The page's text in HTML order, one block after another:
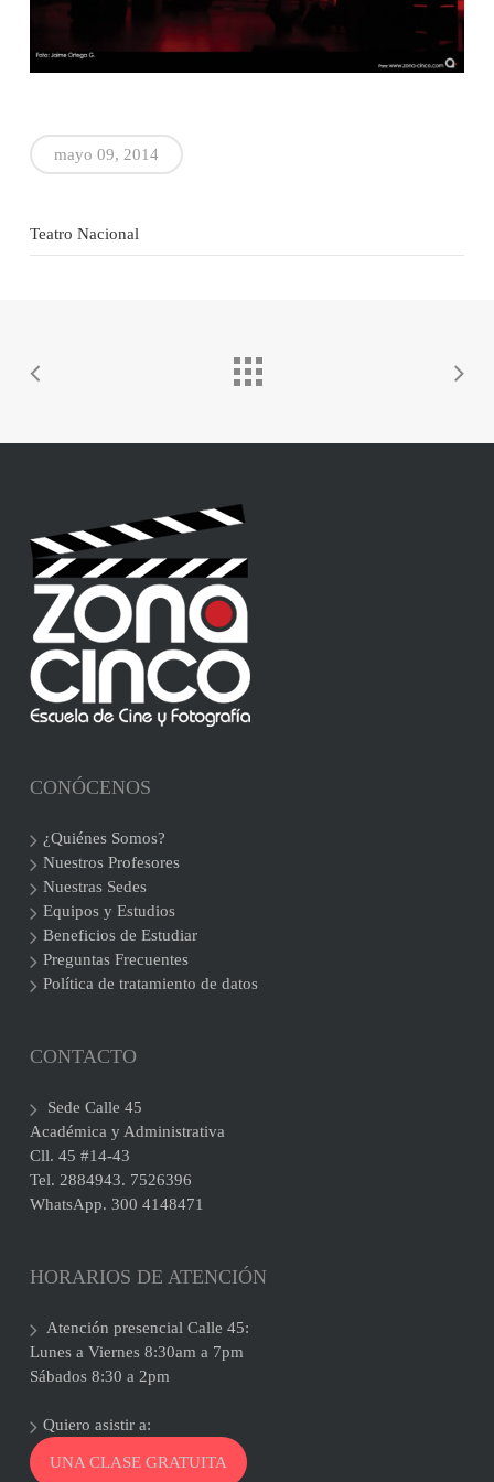
mayo 09, 2014
Teatro Nacional
CONÓCENOS
¿Quiénes Somos?
Nuestros Profesores
Nuestras Sedes
Equipos y Estudios
Beneficios de Estudiar
Preguntas Frecuentes
Política de tratamiento de datos
CONTACTO
Sede Calle 45
Académica y Administrativa
Cll. 45 #14-43
Tel. 2884943. 7526396
WhatsApp. 300 4148471
HORARIOS DE ATENCIÓN
Atención presencial Calle 45:
Lunes a Viernes 8:30am a 7pm
Sábados 8:30 a 2pm
Quiero asistir a:
UNA CLASE GRATUITA